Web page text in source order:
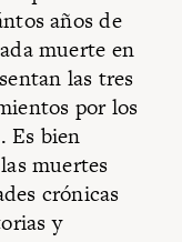
años de
muerte en
las tres
por los
Es bien
muertes
crónicas
y